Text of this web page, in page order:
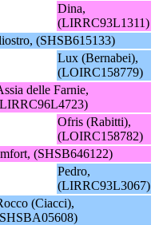
Dina,
(LIRRC93L1311)
(SHSB615133)
Lux (Bernabei),
(LOIRC158779)
delle Farnie,
Ofris (Rabitti),
(LOIRC158782)
(SHSB646122)
Pedro,
(LIRRC93L3067)
(Ciacci),